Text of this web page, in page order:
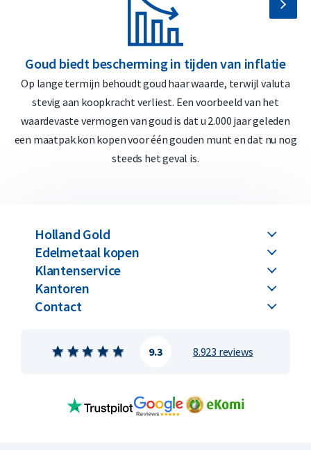
Goud biedt bescherming in tijden van inflatie
Op lange termijn behoudt goud haar waarde, terwijl valuta
stevig aan koopkracht verliest. Een voorbeeld van het
waardevaste vermogen van goud is dat u 2.000 jaar geleden
een maatpak kon kopen voor één gouden munt en dat nu nog
steeds het geval is.
Holland Gold
Edelmetaal kopen
Klantenservice
Kantoren
Contact
8.923 reviews
9.3